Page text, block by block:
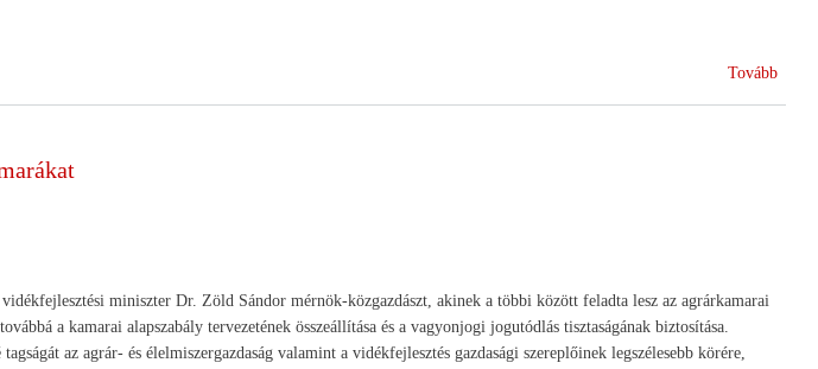
Tovább
miniszter Dr. Zöld Sándor mérnök-közgazdászt, akinek a többi között feladta lesz az agrárkamarai
a kamarai alapszabály tervezetének összeállítása és a vagyonjogi jogutódlás tisztaságának biztosítása.
az agrár- és élelmiszergazdaság valamint a vidékfejlesztés gazdasági szereplőinek legszélesebb körére,